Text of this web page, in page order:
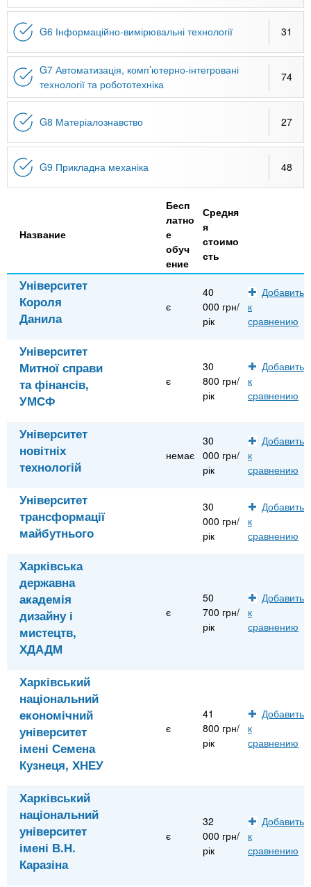
G6 Інформаційно-вимірювальні технології 31
G7 Автоматизація, комп’ютерно-інтегровані
технології та робототехніка
74
G8 Матеріалознавство 27
G9 Прикладна механіка 48
Название
Бесп
латно
е
обуч
ение
Средня
я
стоимо
сть
Університет
Короля
Данила
є
40
000 грн/
рік
Добавить
к
сравнению
Університет
Митної справи
та фінансів,
УМСФ
є
30
800 грн/
рік
Добавить
к
сравнению
Університет
новітніх
технологій
немає
30
000 грн/
рік
Добавить
к
сравнению
Університет
трансформації
майбутнього
30
000 грн/
рік
Добавить
к
сравнению
Харківська
державна
академія
дизайну і
мистецтв,
ХДАДМ
є
50
700 грн/
рік
Добавить
к
сравнению
Харківський
національний
економічний
університет
імені Семена
Кузнеця, ХНЕУ
є
41
800 грн/
рік
Добавить
к
сравнению
Харківський
національний
університет
імені В.Н.
Каразіна
є
32
000 грн/
рік
Добавить
к
сравнению